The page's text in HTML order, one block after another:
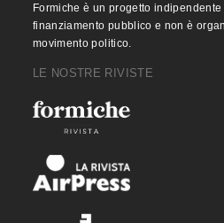
Formiche è un progetto indipendente
finanziamento pubblico e non è
movimento politico.
LE NOSTRE RIVISTE